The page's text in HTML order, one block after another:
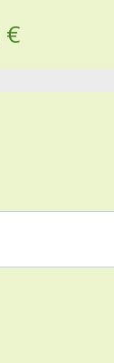
€Plage
de
prix :
160,00 €